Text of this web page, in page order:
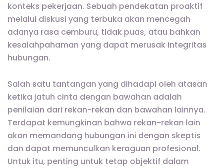
konteks pekerjaan. Sebuah pendekatan proaktif
melalui diskusi yang terbuka akan mencegah
adanya rasa cemburu, tidak puas, atau bahkan
kesalahpahaman yang dapat merusak integritas
hubungan.
Salah satu tantangan yang dihadapi oleh atasan
ketika jatuh cinta dengan bawahan adalah
penilaian dari rekan-rekan dan bawahan lainnya.
Terdapat kemungkinan bahwa rekan-rekan lain
akan memandang hubungan ini dengan skeptis
dan dapat memunculkan keraguan profesional.
Untuk itu, penting untuk tetap objektif dalam